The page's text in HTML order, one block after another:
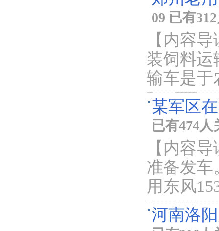
09 已有
【内容
装饲料运
输车是于
某军区
已有474
【内容
准备发车
用东风
河南洛